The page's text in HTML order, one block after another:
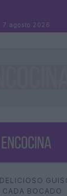
7 agosto 2026
BOCADO